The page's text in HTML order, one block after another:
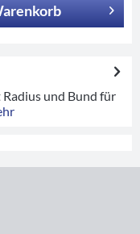
und Bund für